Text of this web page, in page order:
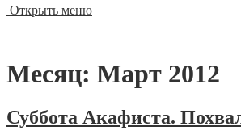
Открыть меню
Месяц: Март 2012
Суббота Акафиста.